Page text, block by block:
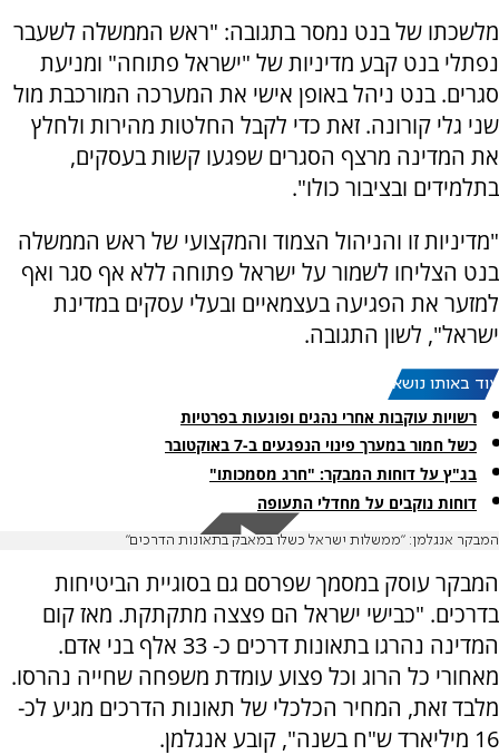
מלשכתו של בנט נמסר בתגובה: "ראש הממשלה לשעבר
נפתלי בנט קבע מדיניות של "ישראל פתוחה" ומניעת
סגרים. בנט ניהל באופן אישי את המערכה המורכבת מול
שני גלי קורונה. זאת כדי לקבל החלטות מהירות ולחלץ
את המדינה מרצף הסגרים שפגעו קשות בעסקים,
בתלמידים ובציבור כולו".
"מדיניות זו והניהול הצמוד והמקצועי של ראש הממשלה
בנט הצליחו לשמור על ישראל פתוחה ללא אף סגר ואף
למזער את הפגיעה בעצמאיים ובעלי עסקים במדינת
ישראל", לשון התגובה.
עוד באותו נושא:
רשויות עוקבות אחרי נהגים ופוגעות בפרטיות
כשל חמור במערך פינוי הנפגעים ב-7 באוקטובר
בג"ץ על דוחות המבקר: "חרג מסמכותו"
דוחות נוקבים על מחדלי התעופה
המבקר אנגלמן: "ממשלות ישראל כשלו במאבק בתאונות הדרכים"
המבקר עוסק במסמך שפרסם גם בסוגיית הביטיחות
בדרכים. "כבישי ישראל הם פצצה מתקתקת. מאז קום
המדינה נהרגו בתאונות דרכים כ- 33 אלף בני אדם.
מאחורי כל הרוג וכל פצוע עומדת משפחה שחייה נהרסו.
מלבד זאת, המחיר הכלכלי של תאונות הדרכים מגיע לכ-
16 מיליארד ש"ח בשנה", קובע אנגלמן.